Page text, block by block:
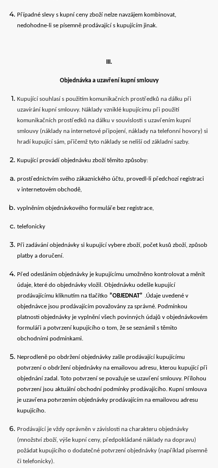
Případné slevy s kupní ceny zboží nelze navzájem kombinovat,
nedohodne-li se písemně prodávající s kupujícím jinak.
III.
Objednávka a uzavření kupní smlouvy
Kupující souhlasí s použitím komunikačních prostředků na dálku při
uzavírání kupní smlouvy. Náklady vzniklé kupujícímu při použití
komunikačních prostředků na dálku v souvislosti s uzavřením kupní
smlouvy (náklady na internetové připojení, náklady na telefonní hovory) si
hradí kupující sám, přičemž tyto náklady se neliší od základní sazby.
Kupující provádí objednávku zboží těmito způsoby:
prostřednictvím svého zákaznického účtu, provedl-li předchozí registraci
v internetovém obchodě,
vyplněním objednávkového formuláře bez registrace,
telefonicky
Při zadávání objednávky si kupující vybere zboží, počet kusů zboží, způsob
platby a doručení.
Před odesláním objednávky je kupujícímu umožněno kontrolovat a měnit
údaje, které do objednávky vložil. Objednávku odešle kupující
prodávajícímu kliknutím na tlačítko ”OBJEDNAT” .Údaje uvedené v
objednávce jsou prodávajícím považovány za správné. Podmínkou
platnosti objednávky je vyplnění všech povinných údajů v objednávkovém
formuláři a potvrzení kupujícího o tom, že se seznámil s těmito
obchodními podmínkami.
Neprodleně po obdržení objednávky zašle prodávající kupujícímu
potvrzení o obdržení objednávky na emailovou adresu, kterou kupující při
objednání zadal. Toto potvrzení se považuje se uzavření smlouvy. Přílohou
potvrzení jsou aktuální obchodní podmínky prodávajícího. Kupní smlouva
je uzavřena potvrzením objednávky prodávajícím na emailovou adresu
kupujícího.
Prodávající je vždy oprávněn v závislosti na charakteru objednávky
(množství zboží, výše kupní ceny, předpokládané náklady na dopravu)
požádat kupujícího o dodatečné potvrzení objednávky (například písemně
či telefonicky).